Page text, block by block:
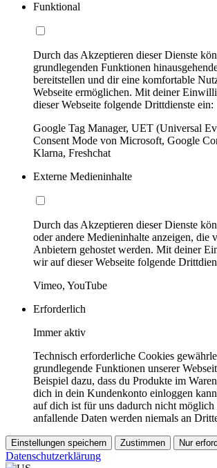
Funktional
Durch das Akzeptieren dieser Dienste
grundlegenden Funktionen
bereitstellen und dir eine komfortable
Webseite ermöglichen. Mit deiner
dieser Webseite folgende Drittdienste ein:
Google Tag Manager, UET (Universal
Consent Mode von Microsoft, Google
Klarna, Freshchat
Externe Medieninhalte
Durch das Akzeptieren dieser Dienste
oder andere Medieninhalte anzeigen, die
Anbietern gehostet werden. Mit deiner
wir auf dieser Webseite folgende
Vimeo, YouTube
Erforderlich
Immer aktiv
Technisch erforderliche Cookies
grundlegende Funktionen unserer
Beispiel dazu, dass du Produkte im
dich in dein Kundenkonto einloggen
auf dich ist für uns dadurch nicht möglich
anfallende Daten werden niemals an
Einstellungen speichern Zustimmen Nur
Datenschutzerklärung